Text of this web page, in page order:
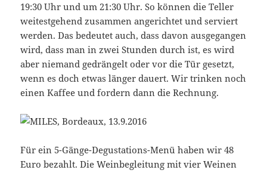
19:30 Uhr und um 21:30 Uhr. So können die Teller
weitestgehend zusammen angerichtet und serviert
werden. Das bedeutet auch, dass davon ausgegangen
wird, dass man in zwei Stunden durch ist, es wird
aber niemand gedrängelt oder vor die Tür gesetzt,
wenn es doch etwas länger dauert. Wir trinken noch
einen Kaffee und fordern dann die Rechnung.
Für ein 5-Gänge-Degustations-Menü haben wir 48
Euro bezahlt. Die Weinbegleitung mit vier Weinen